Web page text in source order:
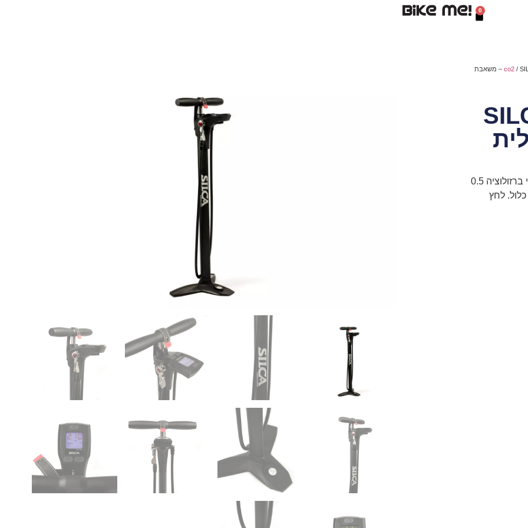
0
/ SILCA SuperPista Digital – משאבת
משאבת הרצפה המדויקת ביותר של סילקה – מד לחץ דיגיטלי ברזולוציה 0.5
PSI ודיוק 1%, נפח שאיבה של 379 מ"ל לסטרוק, מצמד Hiro כלול. לחץ